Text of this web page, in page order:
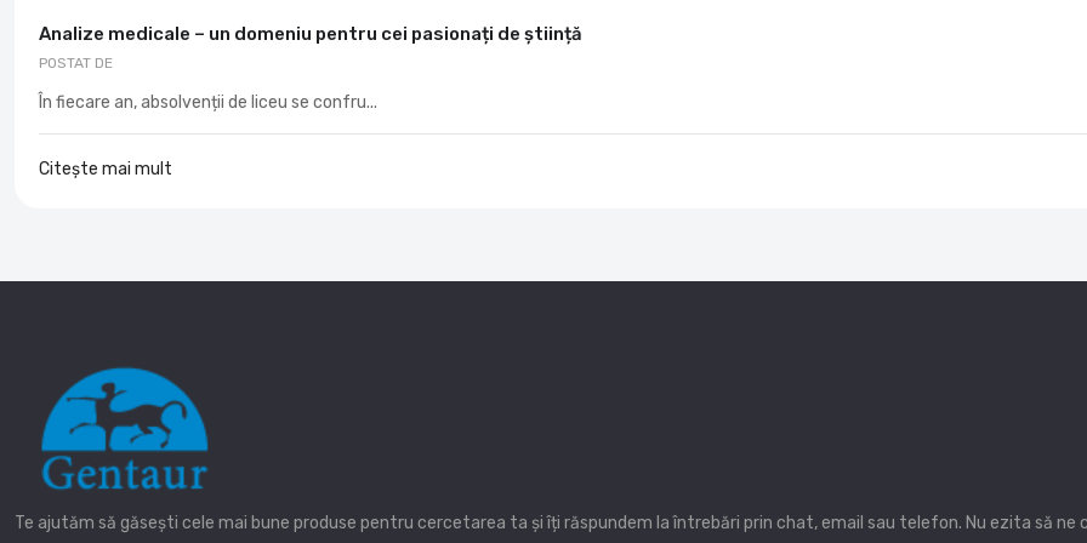
Analize medicale – un domeniu pentru cei pasionați de știință
POSTAT DE
În fiecare an, absolvenții de liceu se confru...
Citește mai mult
Te ajutăm să găsești cele mai bune produse pentru cercetarea ta și îți răspundem la întrebări prin chat, email sau telefon. Nu ezita să